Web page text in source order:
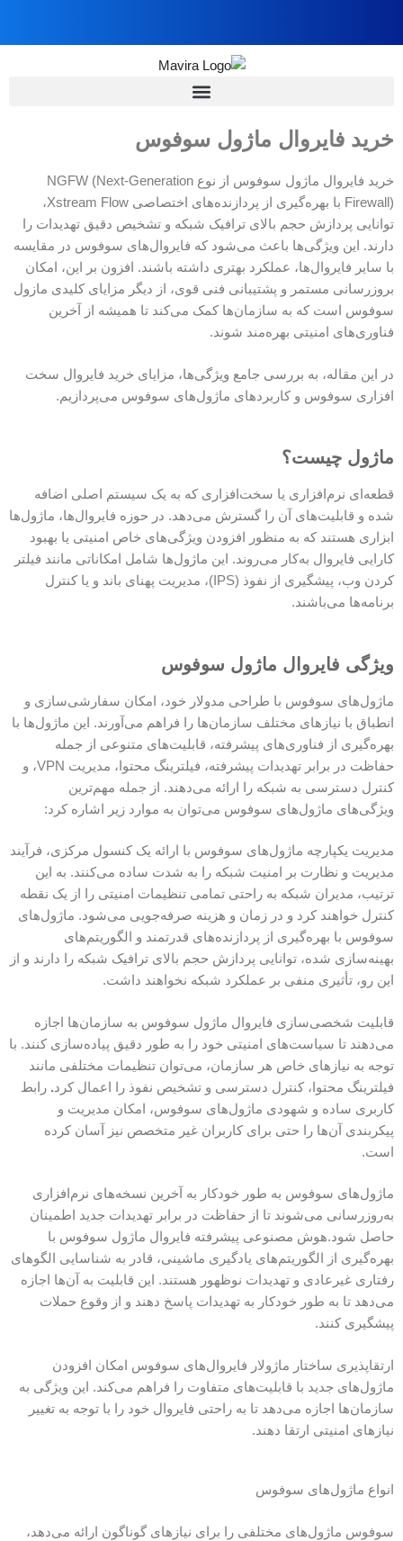
خرید فایروال ماژول سوفوس
خرید فایروال ماژول سوفوس از نوع NGFW (Next-Generation
Firewall) با بهره‌گیری از پردازنده‌های اختصاصی Xstream Flow،
توانایی پردازش حجم بالای ترافیک شبکه و تشخیص دقیق تهدیدات را
دارند. این ویژگی‌ها باعث می‌شود که فایروال‌های سوفوس در مقایسه
با سایر فایروال‌ها، عملکرد بهتری داشته باشند. افزون بر این، امکان
بروزرسانی مستمر و پشتیبانی فنی قوی، از دیگر مزایای کلیدی مازول
سوفوس است که به سازمان‌ها کمک می‌کند تا همیشه از آخرین
فناوری‌های امنیتی بهره‌مند شوند.
در این مقاله، به بررسی جامع ویژگی‌ها، مزایای خرید فایروال سخت
افزاری سوفوس و کاربردهای ماژول‌های سوفوس می‌پردازیم.
ماژول چیست؟
قطعه‌ای نرم‌افزاری یا سخت‌افزاری که به یک سیستم اصلی اضافه
شده و قابلیت‌های آن را گسترش می‌دهد. در حوزه فایروال‌ها، ماژول‌ها
ابزاری هستند که به منظور افزودن ویژگی‌های خاص امنیتی یا بهبود
کارایی فایروال به‌کار می‌روند. این ماژول‌ها شامل امکاناتی مانند فیلتر
کردن وب، پیشگیری از نفوذ (IPS)، مدیریت پهنای باند و یا کنترل
برنامه‌ها می‌باشند.
ویژگی فایروال ماژول سوفوس
ماژول‌های سوفوس با طراحی مدولار خود، امکان سفارشی‌سازی و
انطباق با نیازهای مختلف سازمان‌ها را فراهم می‌آورند. این ماژول‌ها با
بهره‌گیری از فناوری‌های پیشرفته، قابلیت‌های متنوعی از جمله
حفاظت در برابر تهدیدات پیشرفته، فیلترینگ محتوا، مدیریت VPN، و
کنترل دسترسی به شبکه را ارائه می‌دهند. از جمله مهم‌ترین
ویژگی‌های ماژول‌های سوفوس می‌توان به موارد زیر اشاره کرد:
مدیریت یکپارچه ماژول‌های سوفوس با ارائه یک کنسول مرکزی، فرآیند
مدیریت و نظارت بر امنیت شبکه را به شدت ساده می‌کنند. به این
ترتیب، مدیران شبکه به راحتی تمامی تنظیمات امنیتی را از یک نقطه
کنترل خواهند کرد و در زمان و هزینه صرفه‌جویی می‌شود. ماژول‌های
سوفوس با بهره‌گیری از پردازنده‌های قدرتمند و الگوریتم‌های
بهینه‌سازی شده، توانایی پردازش حجم بالای ترافیک شبکه را دارند و از
این رو، تأثیری منفی بر عملکرد شبکه نخواهند داشت.
قابلیت شخصی‌سازی فایروال ماژول سوفوس به سازمان‌ها اجازه
می‌دهند تا سیاست‌های امنیتی خود را به طور دقیق پیاده‌سازی کنند. با
توجه به نیازهای خاص هر سازمان، می‌توان تنظیمات مختلفی مانند
فیلترینگ محتوا، کنترل دسترسی و تشخیص نفوذ را اعمال کرد. رابط
کاربری ساده و شهودی ماژول‌های سوفوس، امکان مدیریت و
پیکربندی آن‌ها را حتی برای کاربران غیر متخصص نیز آسان کرده
است.
ماژول‌های سوفوس به طور خودکار به آخرین نسخه‌های نرم‌افزاری
به‌روزرسانی می‌شوند تا از حفاظت در برابر تهدیدات جدید اطمینان
حاصل شود.هوش مصنوعی پیشرفته فایروال ماژول سوفوس با
بهره‌گیری از الگوریتم‌های یادگیری ماشینی، قادر به شناسایی الگوهای
رفتاری غیرعادی و تهدیدات نوظهور هستند. این قابلیت به آن‌ها اجازه
می‌دهد تا به طور خودکار به تهدیدات پاسخ دهند و از وقوع حملات
پیشگیری کنند.
ارتقاپذیری ساختار ماژولار فایروال‌های سوفوس امکان افزودن
ماژول‌های جدید با قابلیت‌های متفاوت را فراهم می‌کند. این ویژگی به
سازمان‌ها اجازه می‌دهد تا به راحتی فایروال خود را با توجه به تغییر
نیازهای امنیتی ارتقا دهند.
انواع ماژول‌های سوفوس
سوفوس ماژول‌های مختلفی را برای نیازهای گوناگون ارائه می‌دهد،